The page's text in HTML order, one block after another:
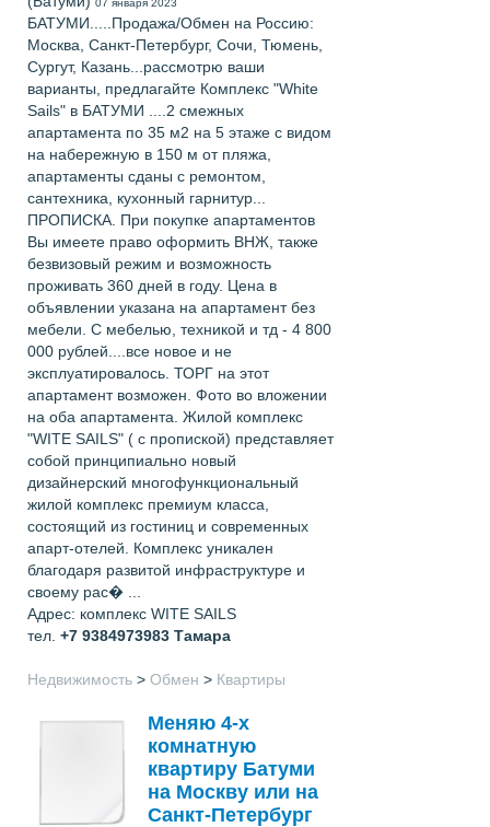
07 января 2023
БАТУМИ.....Продажа/Обмен на Россию:
Москва, Санкт-Петербург, Сочи, Тюмень,
Сургут, Казань...рассмотрю ваши
варианты, предлагайте Комплекс "White
Sails" в БАТУМИ ....2 смежных
апартамента по 35 м2 на 5 этаже с видом
на набережную в 150 м от пляжа,
апартаменты сданы с ремонтом,
сантехника, кухонный гарнитур...
ПРОПИСКА. При покупке апартаментов
Вы имеете право оформить ВНЖ, также
безвизовый режим и возможность
проживать 360 дней в году. Цена в
объявлении указана на апартамент без
мебели. С мебелью, техникой и тд - 4 800
000 рублей....все новое и не
эксплуатировалось. ТОРГ на этот
апартамент возможен. Фото во вложении
на оба апартамента. Жилой комплекс
"WITE SAILS" ( с пропиской) представляет
собой принципиально новый
дизайнерский многофункциональный
жилой комплекс премиум класса,
состоящий из гостиниц и современных
апарт-отелей. Комплекс уникален
благодаря развитой инфраструктуре и
своему рас� ...
Адрес: комплекс WITE SAILS
тел. +7 9384973983 Тамара
Недвижимость > Обмен > Квартиры
Меняю 4-х
комнатную
квартиру Батуми
на Москву или на
Санкт-Петербург